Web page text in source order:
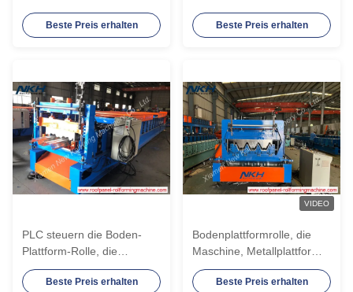
hohen Geschwindigkeit
bildet Maschine bildet
Beste Preis erhalten
die Maschine/Stahldach-
Rolle bilden Maschine
Beste Preis erhalten
PLC steuern die Boden-
Plattform-Rolle, die
Maschine für 75mm Rippe
Decking-Profil bildet
Beste Preis erhalten
VIDEO
Bodenplattformrolle, die
Maschine, Metallplattform,
Stahlplattform, Platte
überdachend,
Beste Preis erhalten